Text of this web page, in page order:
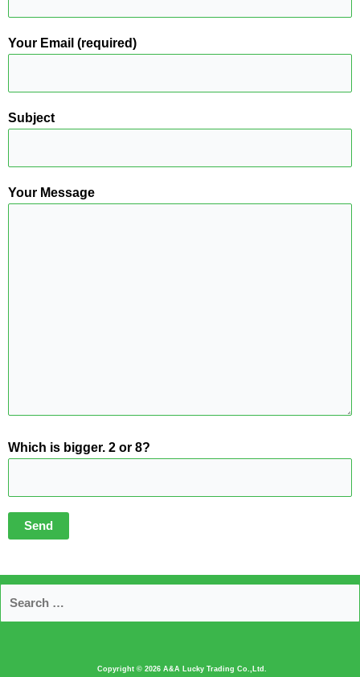
Your Email (required)
Subject
Your Message
Which is bigger. 2 or 8?
Copyright © 2026A&A Lucky Trading Co.,Ltd.